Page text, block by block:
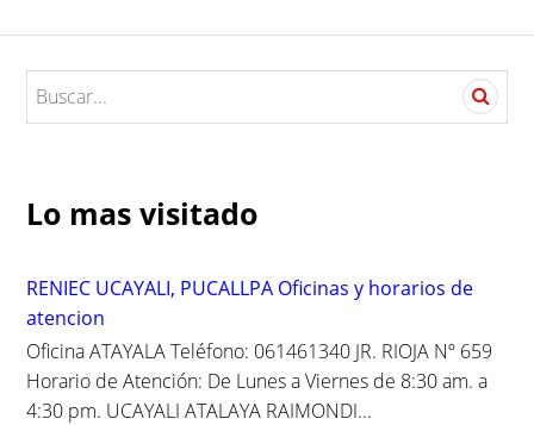
S
e
c
h
o
r
:
Lo mas visitado
RENIEC UCAYALI, PUCALLPA Oficinas y horarios de
atencion
Oficina ATAYALA Teléfono: 061461340 JR. RIOJA Nº 659
Horario de Atención: De Lunes a Viernes de 8:30 am. a
4:30 pm. UCAYALI ATALAYA RAIMONDI...